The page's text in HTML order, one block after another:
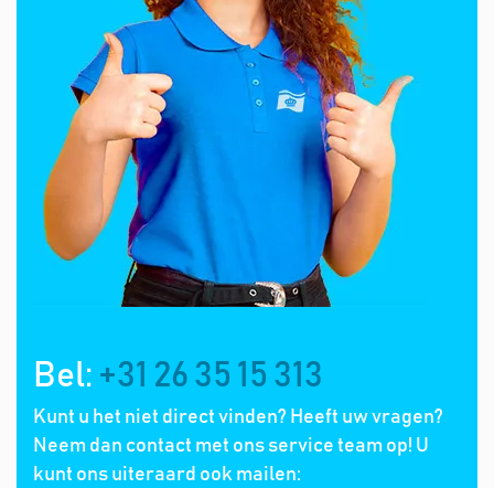
Bel: +31 26 35 15 313
Kunt u het niet direct vinden? Heeft uw vragen?
Neem dan contact met ons service team op! U
kunt ons uiteraard ook mailen: